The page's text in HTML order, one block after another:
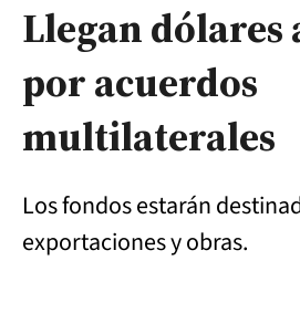
Llegan dólares
por acuerdos
multilaterales
Los fondos estarán
exportaciones y obras.